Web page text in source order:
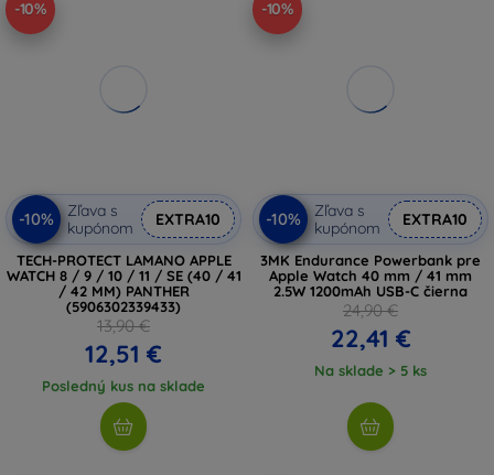
-10%
-10%
Zľava s
kupónom
EXTRA10
TECH-PROTECT LAMANO APPLE
WATCH 8 / 9 / 10 / 11 / SE (40 / 41
/ 42 MM) PANTHER
(5906302339433)
13,90 €
12,51 €
Posledný kus na sklade
-10%
-10%
Zľava s
kupónom
EXTRA10
3MK Endurance Powerbank pre
Apple Watch 40 mm / 41 mm
2.5W 1200mAh USB-C čierna
24,90 €
22,41 €
Na sklade > 5 ks